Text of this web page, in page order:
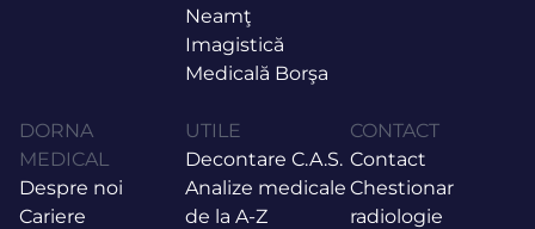
Neamţ
Imagistică
Medicală Borşa
DORNA
MEDICAL
Despre noi
Cariere
UTILE
Decontare C.A.S.
Analize medicale
de la A-Z
CONTACT
Contact
Chestionar
radiologie